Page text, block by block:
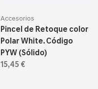
Accesorios
Pincel de Retoque color
Polar White. Código
PYW (Sólido)
15,45 €